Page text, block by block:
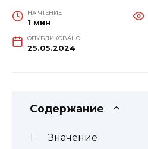
НА ЧТЕНИЕ
1 мин
ОПУБЛИКОВАНО
25.05.2024
Содержание
Значение